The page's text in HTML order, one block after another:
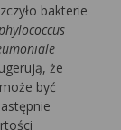
bakterie
że
być